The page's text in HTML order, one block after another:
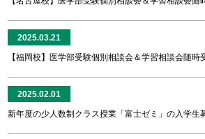
2025.03.21
【福岡校】医学部受験個別相談会＆学習相談会随時
2025.02.01
新年度の少人数制クラス授業「富士ゼミ」の入学生